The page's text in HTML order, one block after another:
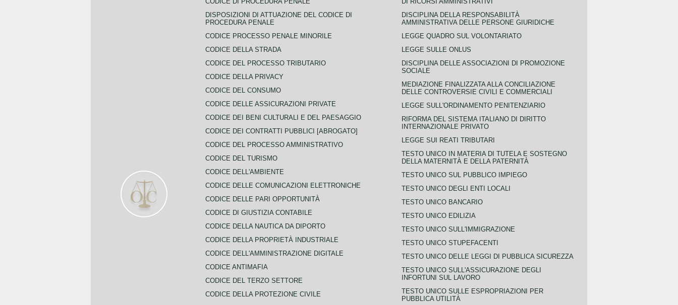
DISPOSIZIONI DI ATTUAZIONE DEL CODICE DI
PROCEDURA PENALE
CODICE PROCESSO PENALE MINORILE
CODICE DELLA STRADA
CODICE DEL PROCESSO TRIBUTARIO
CODICE DELLA PRIVACY
CODICE DEL CONSUMO
CODICE DELLE ASSICURAZIONI PRIVATE
CODICE DEI BENI CULTURALI E DEL PAESAGGIO
CODICE DEI CONTRATTI PUBBLICI [ABROGATO]
CODICE DEL PROCESSO AMMINISTRATIVO
CODICE DEL TURISMO
CODICE DELL'AMBIENTE
CODICE DELLE COMUNICAZIONI ELETTRONICHE
CODICE DELLE PARI OPPORTUNITÀ
CODICE DI GIUSTIZIA CONTABILE
CODICE DELLA NAUTICA DA DIPORTO
CODICE DELLA PROPRIETÀ INDUSTRIALE
CODICE DELL'AMMINISTRAZIONE DIGITALE
CODICE ANTIMAFIA
CODICE DEL TERZO SETTORE
CODICE DELLA PROTEZIONE CIVILE
DISCIPLINA DELLA RESPONSABILITÀ
AMMINISTRATIVA DELLE PERSONE GIURIDICHE
LEGGE QUADRO SUL VOLONTARIATO
LEGGE SULLE ONLUS
DISCIPLINA DELLE ASSOCIAZIONI DI PROMOZIONE
SOCIALE
MEDIAZIONE FINALIZZATA ALLA CONCILIAZIONE
DELLE CONTROVERSIE CIVILI E COMMERCIALI
LEGGE SULL'ORDINAMENTO PENITENZIARIO
RIFORMA DEL SISTEMA ITALIANO DI DIRITTO
INTERNAZIONALE PRIVATO
LEGGE SUI REATI TRIBUTARI
TESTO UNICO IN MATERIA DI TUTELA E SOSTEGNO
DELLA MATERNITÀ E DELLA PATERNITÀ
TESTO UNICO SUL PUBBLICO IMPIEGO
TESTO UNICO DEGLI ENTI LOCALI
TESTO UNICO BANCARIO
TESTO UNICO EDILIZIA
TESTO UNICO SULL'IMMIGRAZIONE
TESTO UNICO STUPEFACENTI
TESTO UNICO DELLE LEGGI DI PUBBLICA SICUREZZA
TESTO UNICO SULL'ASSICURAZIONE DEGLI
INFORTUNI SUL LAVORO
TESTO UNICO SULLE ESPROPRIAZIONI PER
PUBBLICA UTILITÀ